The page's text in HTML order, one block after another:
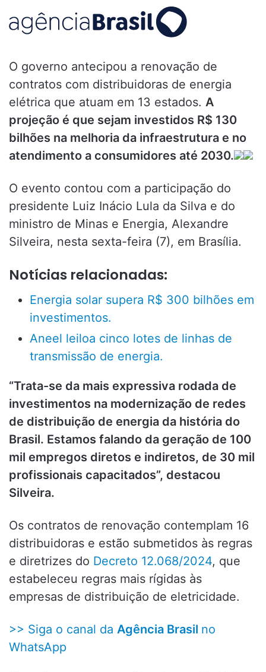
O governo antecipou a renovação de
contratos com distribuidoras de energia
elétrica que atuam em 13 estados. A
projeção é que sejam investidos R$ 130
bilhões na melhoria da infraestrutura e no
atendimento a consumidores até 2030.
O evento contou com a participação do
presidente Luiz Inácio Lula da Silva e do
ministro de Minas e Energia, Alexandre
Silveira, nesta sexta-feira (7), em Brasília.
Notícias relacionadas:
Energia solar supera R$ 300 bilhões em
investimentos.
Aneel leiloa cinco lotes de linhas de
transmissão de energia.
“Trata-se da mais expressiva rodada de
investimentos na modernização de redes
de distribuição de energia da história do
Brasil. Estamos falando da geração de 100
mil empregos diretos e indiretos, de 30 mil
profissionais capacitados”, destacou
Silveira.
Os contratos de renovação contemplam 16
distribuidoras e estão submetidos às regras
e diretrizes do Decreto 12.068/2024, que
estabeleceu regras mais rígidas às
empresas de distribuição de eletricidade.
>> Siga o canal da Agência Brasil no
WhatsApp